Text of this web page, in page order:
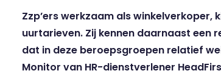
Zzp’ers werkzaam als
uurtarieven. Zij kennen daarnaast
dat in deze beroepsgroepen relatief
Monitor van HR-dienstverlener